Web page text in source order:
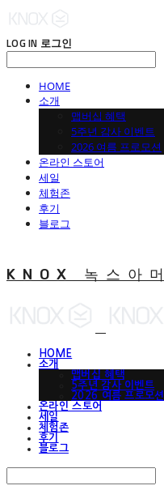
LOG IN 로그인
HOME
소개
맵버십 혜택
5주년 감사 이벤트
2026 여름 프로모션
온라인 스토어
세일
체험존
후기
블로그
KNOX 녹스아머
HOME
소개
맵버십 혜택
5주년 감사 이벤트
2026 여름 프로모션
온라인 스토어
세일
체험존
후기
블로그